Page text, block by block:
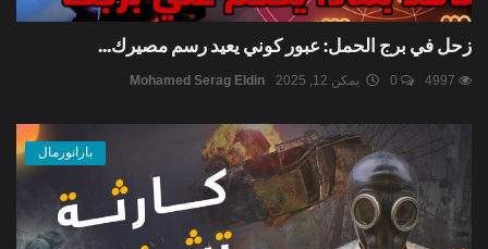
زحل في برج الحمل: عبور كوني يعيد رسم مصيرك...
Mohamed Serag Eldin يمكن 12, 2025
بارانورمال